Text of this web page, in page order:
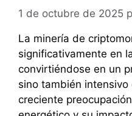
1 de octubre de 2025
La minería de
significativamente en
convirtiéndose en un
sino también intensivo
creciente